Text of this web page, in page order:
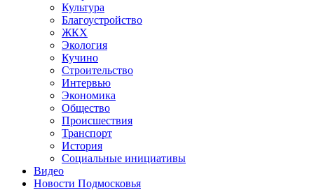
Культура
Благоустройство
ЖКХ
Экология
Кучино
Строительство
Интервью
Экономика
Общество
Происшествия
Транспорт
История
Социальные инициативы
Видео
Новости Подмосковья